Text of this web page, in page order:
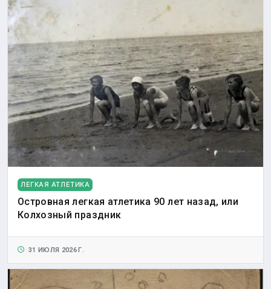
ЛЕГКАЯ АТЛЕТИКА
Островная легкая атлетика 90 лет назад, или
Колхозный праздник
31 ИЮЛЯ 2026 Г.